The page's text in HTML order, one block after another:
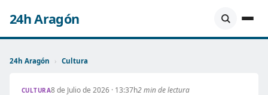
24h Aragón
24h Aragón › Cultura
CULTURA8 de Julio de 2026 · 13:37h2 min de lectura